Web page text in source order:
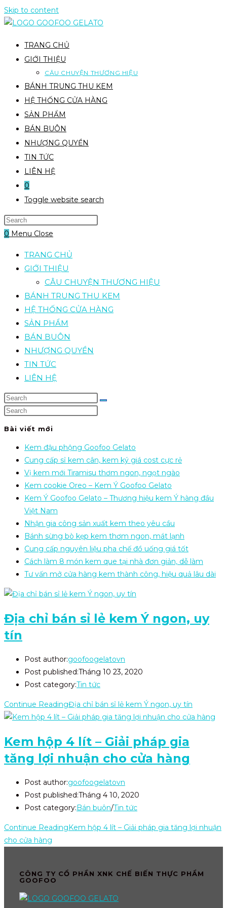
Skip to content
TRANG CHỦ
GIỚI THIỆU
CÂU CHUYỆN THƯƠNG HIỆU
BÁNH TRUNG THU KEM
HỆ THỐNG CỬA HÀNG
SẢN PHẨM
BÁN BUÔN
NHƯỢNG QUYỀN
TIN TỨC
LIÊN HỆ
0
Toggle website search
0 Menu Close
TRANG CHỦ
GIỚI THIỆU
CÂU CHUYỆN THƯƠNG HIỆU
BÁNH TRUNG THU KEM
HỆ THỐNG CỬA HÀNG
SẢN PHẨM
BÁN BUÔN
NHƯỢNG QUYỀN
TIN TỨC
LIÊN HỆ
Bài viết mới
Kem đậu phộng Goofoo Gelato
Cung cấp sỉ kem cân, kem ký giá cost cực rẻ
Vị kem mới Tiramisu thơm ngon, ngọt ngào
Kem cookie Oreo – Kem Ý Goofoo Gelato
Kem Ý Goofoo Gelato – Thương hiệu kem Ý hàng đầu
Việt Nam
Nhận gia công sản xuất kem theo yêu cầu
Bánh sừng bò kẹp kem thơm ngon, mát lạnh
Cung cấp nguyên liệu pha chế đồ uống giá tốt
Cách làm 8 món kem que tại nhà đơn giản, dễ làm
Tư vấn mở cửa hàng kem thành công, hiệu quả lâu dài
Địa chỉ bán sỉ lẻ kem Ý ngon, uy
tín
Post author:goofoogelatovn
Post published:Tháng 10 23, 2020
Post category:Tin tức
Continue ReadingĐịa chỉ bán sỉ lẻ kem Ý ngon, uy tín
Kem hộp 4 lít – Giải pháp gia
tăng lợi nhuận cho cửa hàng
Post author:goofoogelatovn
Post published:Tháng 4 10, 2020
Post category:Bán buôn/Tin tức
Continue ReadingKem hộp 4 lít – Giải pháp gia tăng lợi nhuận
cho cửa hàng
CÔNG TY CỔ PHẦN XNK CHẾ BIẾN THỰC PHẨM
GOOFOO